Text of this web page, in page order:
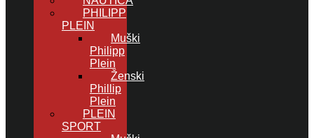
PHILIPP
PLEIN
Muški
Philipp
Plein
Ženski
Phillip
Plein
PLEIN
SPORT